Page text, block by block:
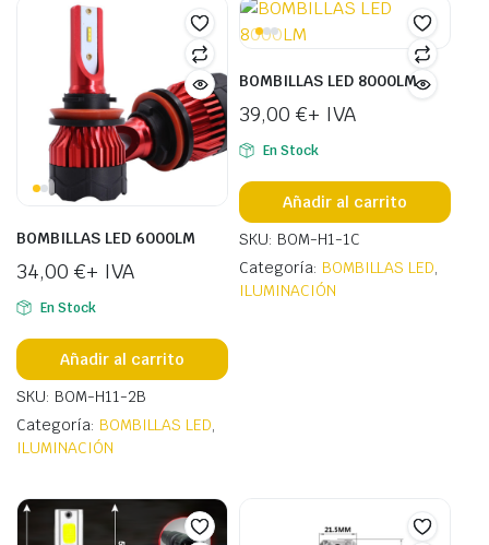
BOMBILLAS LED 6000LM
34,00 €+ IVA
En Stock
Añadir al carrito
SKU: BOM-H11-2B
Categoría: BOMBILLAS LED,
ILUMINACIÓN
BOMBILLAS LED 8000LM
39,00 €+ IVA
En Stock
Añadir al carrito
SKU: BOM-H1-1C
Categoría: BOMBILLAS LED,
ILUMINACIÓN